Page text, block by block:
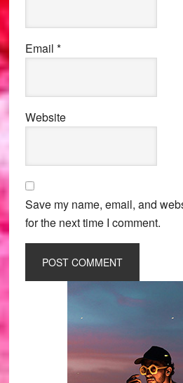
Email *
Website
Save my name, email, and
for the next time I comment.
Primary
Sidebar